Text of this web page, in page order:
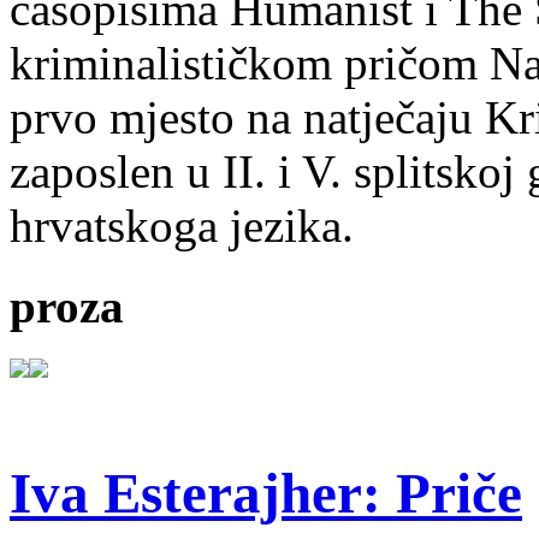
kriminalističkom pričom
prvo mjesto na natječaju
zaposlen u II. i V. splitskoj
hrvatskoga jezika.
proza
Iva Esterajher: Priče